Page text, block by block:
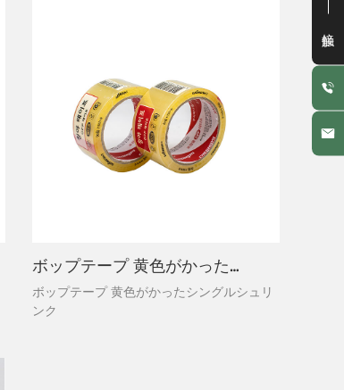
ボップテープ 黄色がかったシングルシュリンク
ボップテープ 黄色がかったシングルシュリ
ンク